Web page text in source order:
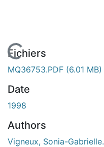
En cours de chargement...
Fichiers
MQ36753.PDF (6.01 MB)
Date
1998
Authors
Vigneux, Sonia-Gabrielle.